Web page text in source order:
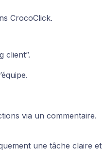
CrocoClick.
client”.
via un commentaire.
une tâche claire et